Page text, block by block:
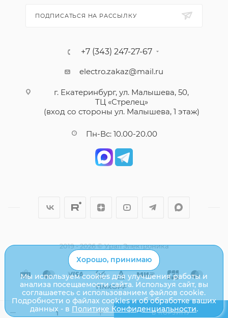
В КОРЗИНУ
ПОДПИСАТЬСЯ НА РАССЫЛКУ
+7 (343) 247-27-67
electro.zakaz@mail.ru
г. Екатеринбург, ул. Малышева, 50,
ТЦ «Стрелец»
(вход со стороны ул. Малышева, 1 этаж)
Пн-Вс: 10.00-20.00
2019 - 2026 © Урал Электроника
Мы используем cookies для улучшения работы и
анализа посещаемости сайта. Используя сайт, вы
соглашаетесь с использованием файлов cookie.
Подробности о файлах cookies и об обработке ваших
данных - в Политике Конфиденциальности.
Хорошо, принимаю